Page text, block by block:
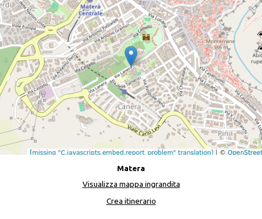
Matera
Visualizza mappa ingrandita
Crea itinerario